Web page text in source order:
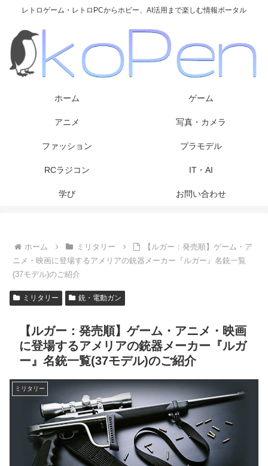
レトロゲーム・レトロPCからホビー、AI活用まで楽しむ情報ポータル
ホーム ゲーム
アニメ 写真・カメラ
ファッション プラモデル
RCラジコン IT・AI
学び お問い合わせ
ホーム ミリタリー
【ルガー：発売順】ゲーム・ア
ニメ・映画に登場するアメリアの銃器メーカー『ルガー』名銃一覧
(37モデル)のご紹介
ミリタリー 銃・電動ガン
【ルガー：発売順】ゲーム・アニメ・映画
に登場するアメリアの銃器メーカー『ルガ
ー』名銃一覧(37モデル)のご紹介
ミリタリー